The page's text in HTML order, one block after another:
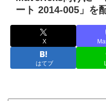
ート 2014-005」を
X
はてブ